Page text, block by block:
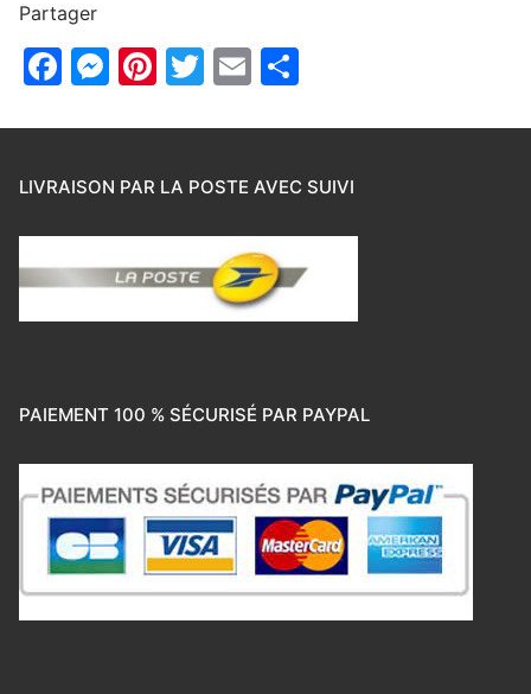
Partager
Facebook
Messenger
Pinterest
Twitter
Email
LIVRAISON PAR LA POSTE AVEC SUIVI
PAIEMENT 100 % SÉCURISÉ PAR PAYPAL